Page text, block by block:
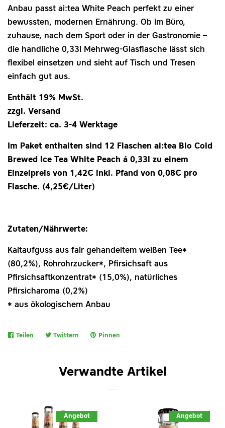
Anbau passt ai:tea White Peach perfekt zu einer
bewussten, modernen Ernährung. Ob im Büro,
zuhause, nach dem Sport oder in der Gastronomie –
die handliche 0,33l Mehrweg‑Glasflasche lässt sich
flexibel einsetzen und sieht auf Tisch und Tresen
einfach gut aus.
Enthält 19% MwSt.
zzgl. Versand
Lieferzeit: ca. 3-4 Werktage
Im Paket enthalten sind 12 Flaschen ai:tea Bio Cold
Brewed Ice Tea White Peach á 0,33l zu einem
Einzelpreis von 1,42€ inkl. Pfand von 0,08€ pro
Flasche. (4,25€/Liter)
Zutaten/Nährwerte:
Kaltaufguss aus fair gehandeltem weißen Tee*
(80,2%), Rohrohrzucker*, Pfirsichsaft aus
Pfirsichsaftkonzentrat* (15,0%), natürliches
Pfirsicharoma (0,2%)
* aus ökologischem Anbau
Teilen Twittern Pinnen
Verwandte Artikel
Angebot Angebot